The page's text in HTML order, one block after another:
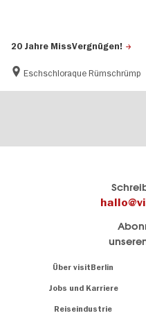
20 Jahre MissVergnügen!
Eschschloraque Rümschrümp
Über visitBerlin
Jobs und Karriere
Reiseindustrie
sind
für Sie da.
Insidertipps